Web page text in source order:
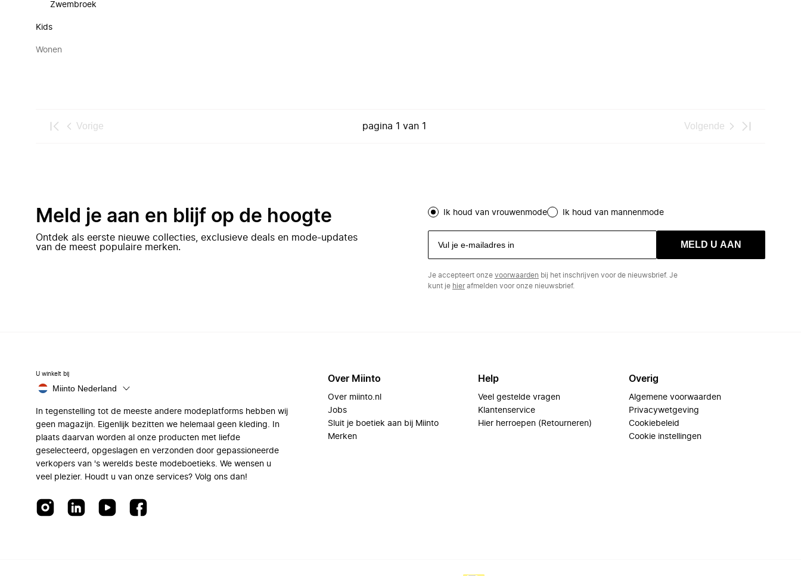
Zwembroek
Kids
Wonen
Vorige pagina 1 van 1 Volgende
Meld je aan en blijf op de hoogte
Ontdek als eerste nieuwe collecties, exclusieve deals en mode-updates
van de meest populaire merken.
Ik houd van vrouwenmode Ik houd van mannenmode
MELD U AAN
Je accepteert onze voorwaarden bij het inschrijven voor de nieuwsbrief. Je
kunt je hierafmelden voor onze nieuwsbrief.
U winkelt bij
Miinto Nederland
In tegenstelling tot de meeste andere modeplatforms hebben wij
geen magazijn. Eigenlijk bezitten we helemaal geen kleding. In
plaats daarvan worden al onze producten met liefde
geselecteerd, opgeslagen en verzonden door gepassioneerde
verkopers van 's werelds beste modeboetieks. We wensen u
veel plezier. Houdt u van onze services? Volg ons dan!
Over Miinto
Over miinto.nl
Jobs
Sluit je boetiek aan bij Miinto
Merken
Help
Veel gestelde vragen
Klantenservice
Hier herroepen (Retourneren)
Overig
Algemene voorwaarden
Privacywetgeving
Cookiebeleid
Cookie instellingen